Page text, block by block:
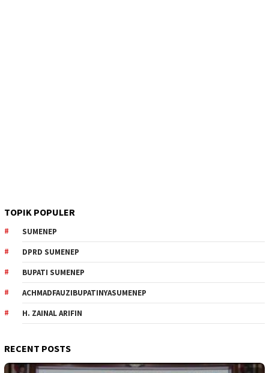
TOPIK POPULER
SUMENEP
DPRD SUMENEP
BUPATI SUMENEP
ACHMADFAUZIBUPATINYASUMENEP
H. ZAINAL ARIFIN
RECENT POSTS